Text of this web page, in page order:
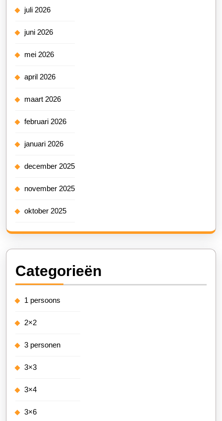
juli 2026
juni 2026
mei 2026
april 2026
maart 2026
februari 2026
januari 2026
december 2025
november 2025
oktober 2025
Categorieën
1 persoons
2×2
3 personen
3×3
3×4
3×6